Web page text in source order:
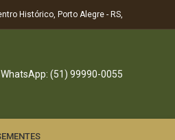
Histórico, Porto Alegre - RS,
WhatsApp: (51) 99990-0055